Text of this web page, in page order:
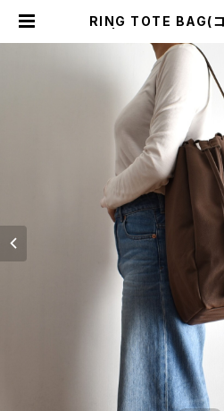
RING TOTE BAG(
メ トリップ）